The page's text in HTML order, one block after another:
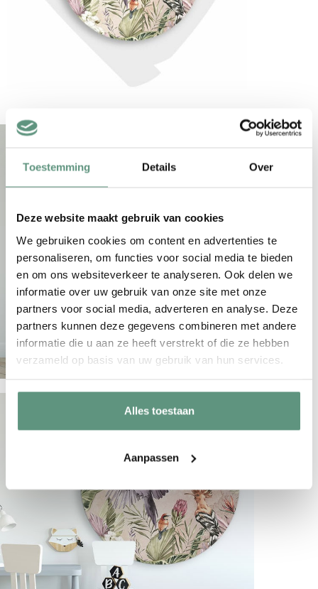
Toestemming Details Over
Deze website maakt gebruik van cookies
We gebruiken cookies om content en advertenties te
personaliseren, om functies voor social media te bieden
en om ons websiteverkeer te analyseren. Ook delen we
informatie over uw gebruik van onze site met onze
partners voor social media, adverteren en analyse. Deze
partners kunnen deze gegevens combineren met andere
informatie die u aan ze heeft verstrekt of die ze hebben
verzameld op basis van uw gebruik van hun services.
Alles toestaan
Aanpassen